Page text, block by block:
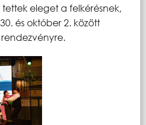
eleget a felkérésnek,
és október 2. között